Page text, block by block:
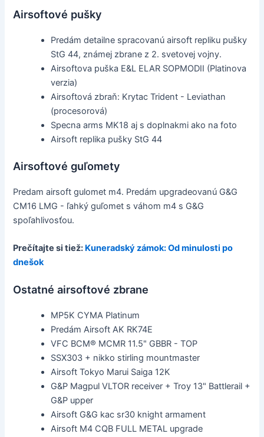
Airsoftové pušky
Predám detailne spracovanú airsoft repliku pušky
StG 44, známej zbrane z 2. svetovej vojny.
Airsoftova puška E&L ELAR SOPMODII (Platinova
verzia)
Airsoftová zbraň: Krytac Trident - Leviathan
(procesorová)
Specna arms MK18 aj s doplnakmi ako na foto
Airsoft replika pušky StG 44
Airsoftové guľomety
Predam airsoft gulomet m4. Predám upgradeovanú G&G
CM16 LMG - ľahký guľomet s váhom m4 s G&G
spoľahlivosťou.
Prečítajte si tiež: Kuneradský zámok: Od minulosti po
dnešok
Ostatné airsoftové zbrane
MP5K CYMA Platinum
Predám Airsoft AK RK74E
VFC BCM® MCMR 11.5" GBBR - TOP
SSX303 + nikko stirling mountmaster
Airsoft Tokyo Marui Saiga 12K
G&P Magpul VLTOR receiver + Troy 13" Battlerail +
G&P upper
Airsoft G&G kac sr30 knight armament
Airsoft M4 CQB FULL METAL upgrade